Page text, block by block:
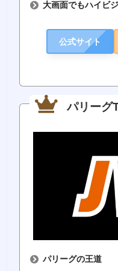
大画面でもハイビ
公式サイト
パリーグ
パリーグの王道